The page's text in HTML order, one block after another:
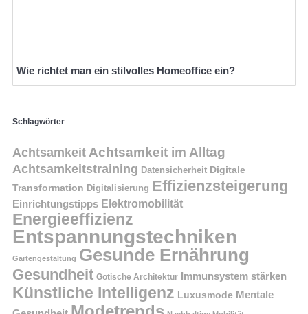
Wie richtet man ein stilvolles Homeoffice ein?
Schlagwörter
Achtsamkeit Achtsamkeit im Alltag
Achtsamkeitstraining Datensicherheit Digitale
Transformation Digitalisierung Effizienzsteigerung
Einrichtungstipps Elektromobilität
Energieeffizienz
Entspannungstechniken
Gartengestaltung Gesunde Ernährung
Gesundheit Gotische Architektur Immunsystem stärken
Künstliche Intelligenz Luxusmode Mentale